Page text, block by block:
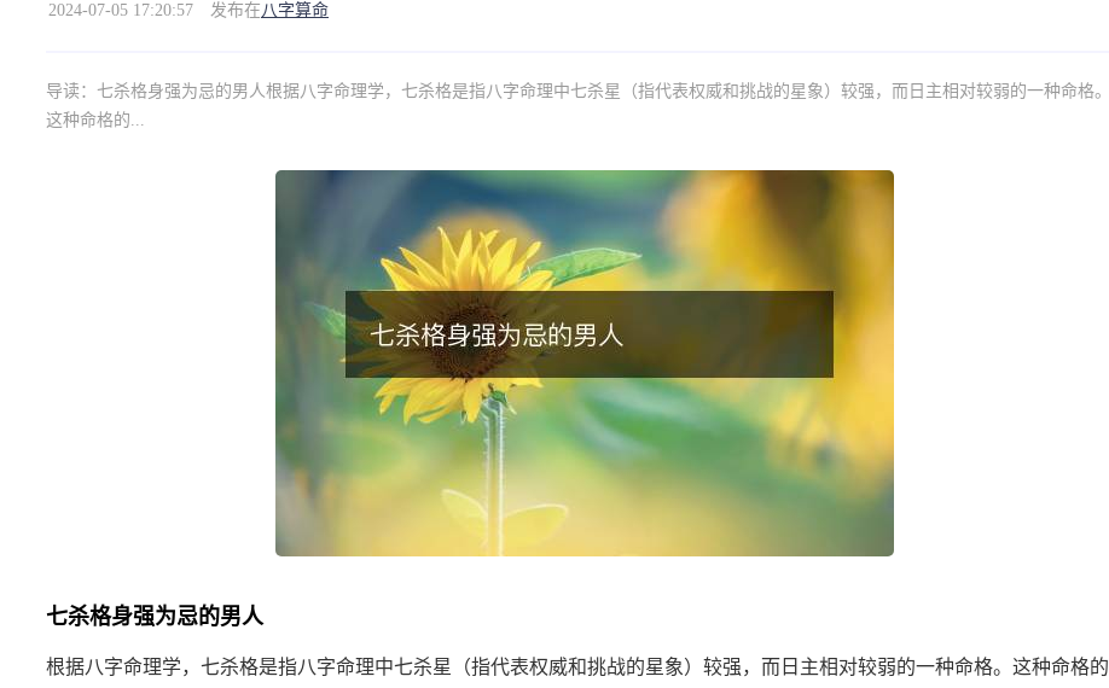
2024-07-05 17:20:57 发布在八字算命
导读： 七杀格身强为忌的男人根据八字命理学，七杀格是指八字命理中七杀星（指代表权威和挑战的星象）较强，而日主相对较弱的一种命格。
这种命格的...
七杀格身强为忌的男人
根据八字命理学，七杀格是指八字命理中七杀星（指代表权威和挑战的星象）较强，而日主相对较弱的一种命格。这种命格的